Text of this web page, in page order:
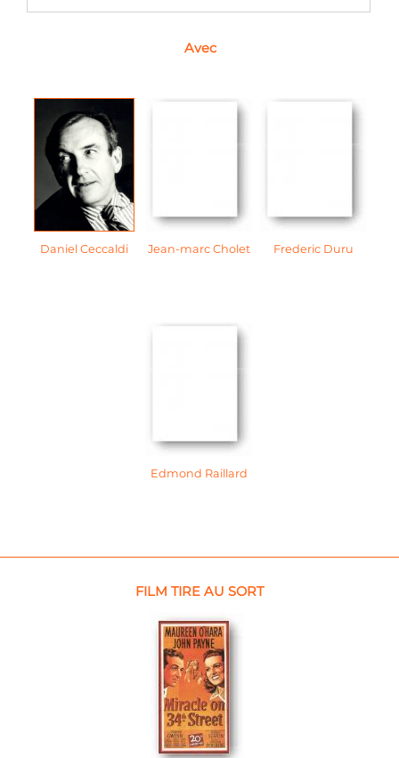
Avec
Daniel Ceccaldi Jean-marc Cholet Frederic Duru
Edmond Raillard
FILM TIRE AU SORT